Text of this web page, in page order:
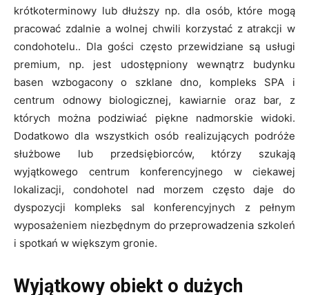
krótkoterminowy lub dłuższy np. dla osób, które mogą
pracować zdalnie a wolnej chwili korzystać z atrakcji w
condohotelu.. Dla gości często przewidziane są usługi
premium, np. jest udostępniony wewnątrz budynku
basen wzbogacony o szklane dno, kompleks SPA i
centrum odnowy biologicznej, kawiarnie oraz bar, z
których można podziwiać piękne nadmorskie widoki.
Dodatkowo dla wszystkich osób realizujących podróże
służbowe lub przedsiębiorców, którzy szukają
wyjątkowego centrum konferencyjnego w ciekawej
lokalizacji, condohotel nad morzem często daje do
dyspozycji kompleks sal konferencyjnych z pełnym
wyposażeniem niezbędnym do przeprowadzenia szkoleń
i spotkań w większym gronie.
Wyjątkowy obiekt o dużych